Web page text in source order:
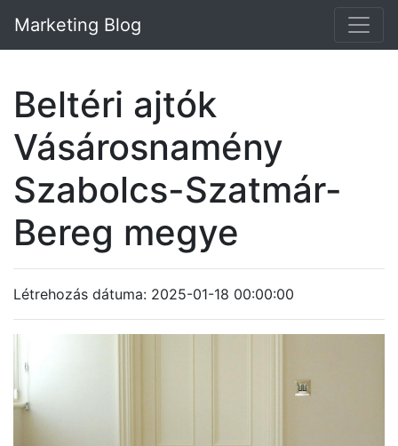
Marketing Blog
Beltéri ajtók
Vásárosnamény
Szabolcs-Szatmár-
Bereg megye
Létrehozás dátuma: 2025-01-18 00:00:00